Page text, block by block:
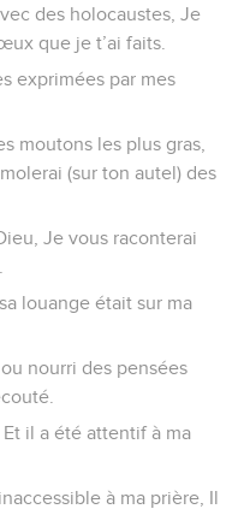
des holocaustes, Je
que je t’ai faits.
exprimées par mes
moutons les plus gras,
(sur ton autel) des
Je vous raconterai
louange était sur ma
nourri des pensées
il a été attentif à ma
à ma prière, Il